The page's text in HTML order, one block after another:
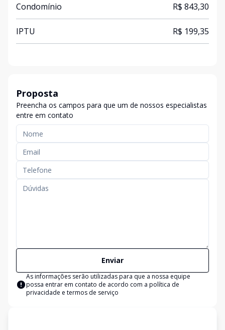
Condomínio R$ 843,30
IPTU R$ 199,35
Proposta
Preencha os campos para que um de nossos especialistas
entre em contato
Enviar
As informações serão utilizadas para que a nossa equipe
possa entrar em contato de acordo com a política de
privacidade e termos de serviço